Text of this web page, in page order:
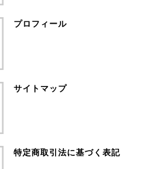
プロフィール
サイトマップ
特定商取引法に基づく表記